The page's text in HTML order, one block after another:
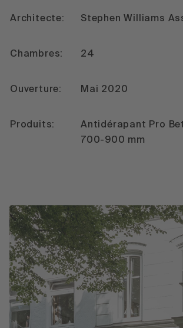
Architecte: Stephen Williams
Chambres: 24
Ouverture: Mai 2020
Produits:
Antidérapant Pro
700-900 mm